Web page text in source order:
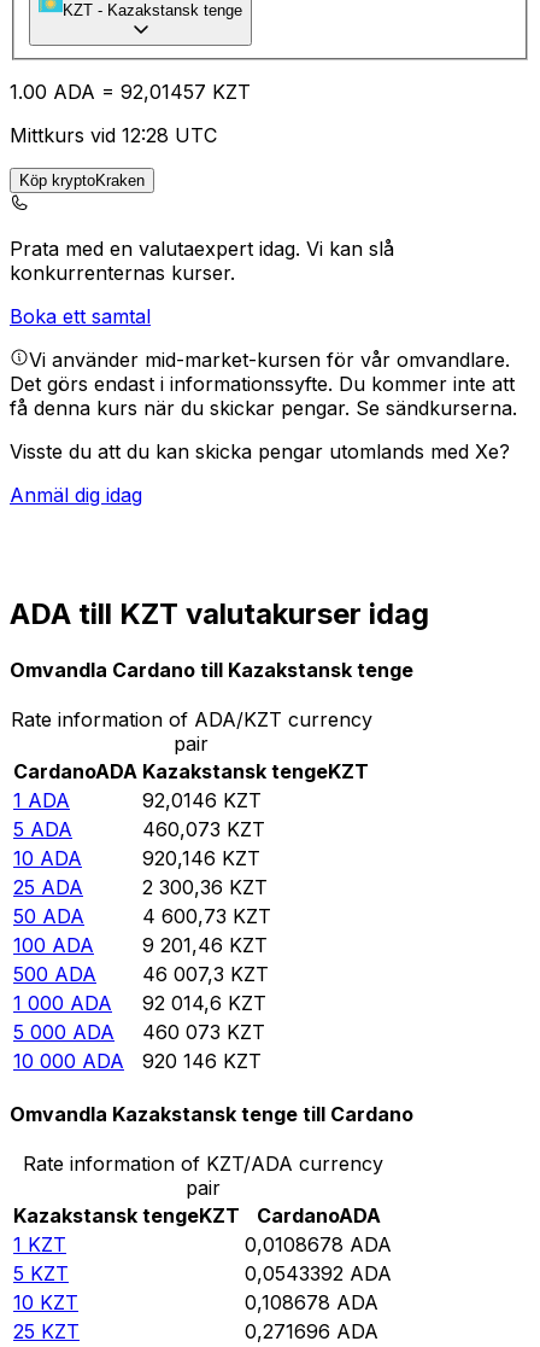
KZT - Kazakstansk tenge
1.00 ADA = 92,01457 KZT
Mittkurs vid 12:28 UTC
Köp kryptoKraken
Prata med en valutaexpert idag. Vi kan slå
konkurrenternas kurser.
Boka ett samtal
Vi använder mid-market-kursen för vår omvandlare.
Det görs endast i informationssyfte. Du kommer inte att
få denna kurs när du skickar pengar. Se sändkurserna.
Visste du att du kan skicka pengar utomlands med Xe?
Anmäl dig idag
ADA till KZT valutakurser idag
Omvandla Cardano till Kazakstansk tenge
Rate information of ADA/KZT currency
pair
CardanoADA Kazakstansk tengeKZT
1 ADA 92,0146 KZT
5 ADA 460,073 KZT
10 ADA 920,146 KZT
25 ADA 2 300,36 KZT
50 ADA 4 600,73 KZT
100 ADA 9 201,46 KZT
500 ADA 46 007,3 KZT
1 000 ADA 92 014,6 KZT
5 000 ADA 460 073 KZT
10 000 ADA 920 146 KZT
Omvandla Kazakstansk tenge till Cardano
Rate information of KZT/ADA currency
pair
Kazakstansk tengeKZT CardanoADA
1 KZT 0,0108678 ADA
5 KZT 0,0543392 ADA
10 KZT 0,108678 ADA
25 KZT 0,271696 ADA